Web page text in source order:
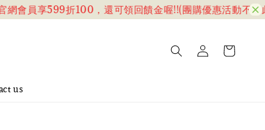
會員享599折100，還可領回饋金喔!!(團購優惠活動不含此
us